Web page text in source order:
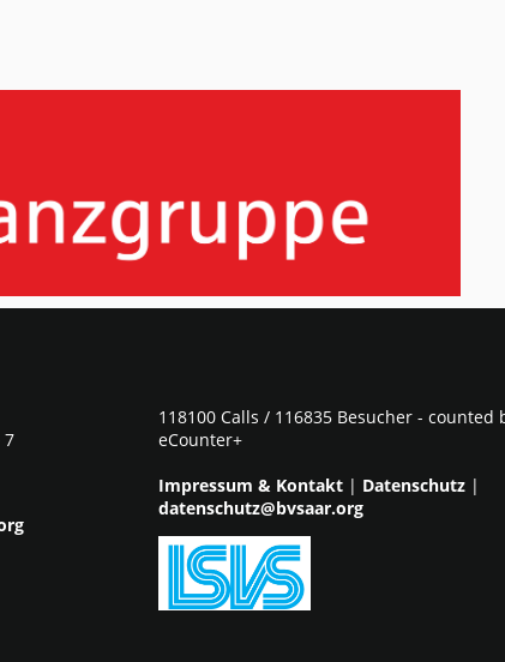
7
118100 Calls / 116835 Besucher - counted
eCounter+
Impressum & Kontakt | Datenschutz |
datenschutz@bvsaar.org